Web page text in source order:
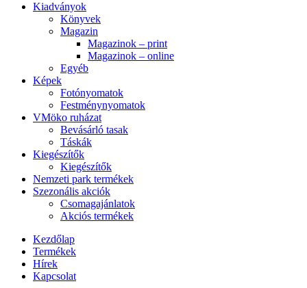
Kiadványok
Könyvek
Magazin
Magazinok – print
Magazinok – online
Egyéb
Képek
Fotónyomatok
Festménynyomatok
VMöko ruházat
Bevásárló tasak
Táskák
Kiegészítők
Kiegészítők
Nemzeti park termékek
Szezonális akciók
Csomagajánlatok
Akciós termékek
Kezdőlap
Termékek
Hírek
Kapcsolat